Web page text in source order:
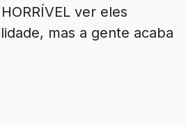
ver eles
mas a gente acaba